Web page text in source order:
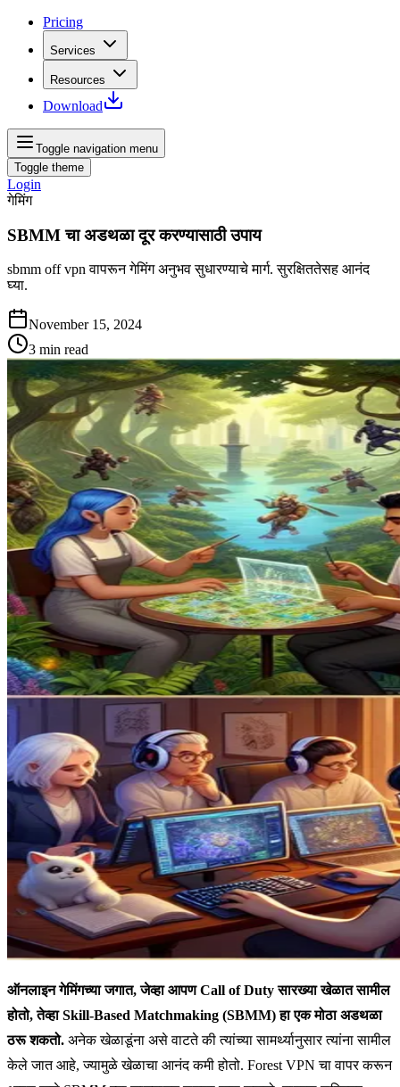
Pricing
Services
Resources
Download
Toggle navigation menu
Toggle theme
Login
गेमिंग
SBMM चा अडथळा दूर करण्यासाठी उपाय
sbmm off vpn वापरून गेमिंग अनुभव सुधारण्याचे मार्ग. सुरक्षिततेसह आनंद
घ्या.
November 15, 2024
3 min read
ऑनलाइन गेमिंगच्या जगात, जेव्हा आपण Call of Duty सारख्या खेळात सामील
होतो, तेव्हा Skill-Based Matchmaking (SBMM) हा एक मोठा अडथळा
ठरू शकतो. अनेक खेळाडूंना असे वाटते की त्यांच्या सामर्थ्यानुसार त्यांना सामील
केले जात आहे, ज्यामुळे खेळाचा आनंद कमी होतो. Forest VPN चा वापर करून